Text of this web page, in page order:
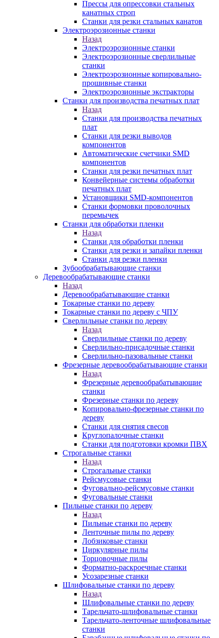
Прессы для опрессовки стальных
канатных строп
Станки для резки стальных канатов
Электроэрозионные станки
Назад
Электроэрозионные станки
Электроэрозионные сверлильные
станки
Электроэрозионные копировально-
прошивные станки
Электроэрозионные экстракторы
Станки для производства печатных плат
Назад
Станки для производства печатных
плат
Станки для резки выводов
компонентов
Автоматические счетчики SMD
компонентов
Станки для резки печатных плат
Конвейерные системы обработки
печатных плат
Установщики SMD-компонентов
Станки формовки проволочных
перемычек
Станки для обработки пленки
Назад
Станки для обработки пленки
Станки для резки и запайки пленки
Станки для резки пленки
Зубообрабатывающие станки
Деревообрабатывающие станки
Назад
Деревообрабатывающие станки
Токарные станки по дереву
Токарные станки по дереву с ЧПУ
Сверлильные станки по дереву
Назад
Сверлильные станки по дереву
Сверлильно-присадочные станки
Сверлильно-пазовальные станки
Фрезерные деревообрабатывающие станки
Назад
Фрезерные деревообрабатывающие
станки
Фрезерные станки по дереву
Копировально-фрезерные станки по
дереву
Станки для снятия свесов
Круглопалочные станки
Станки для подготовки кромки ПВХ
Строгальные станки
Назад
Строгальные станки
Рейсмусовые станки
Фуговально-рейсмусовые станки
Фуговальные станки
Пильные станки по дереву
Назад
Пильные станки по дереву
Ленточные пилы по дереву
Лобзиковые станки
Циркулярные пилы
Торцовочные пилы
Форматно-раскроечные станки
Усозарезные станки
Шлифовальные станки по дереву
Назад
Шлифовальные станки по дереву
Тарельчато-шлифовальные станки
Тарельчато-ленточные шлифовальные
станки